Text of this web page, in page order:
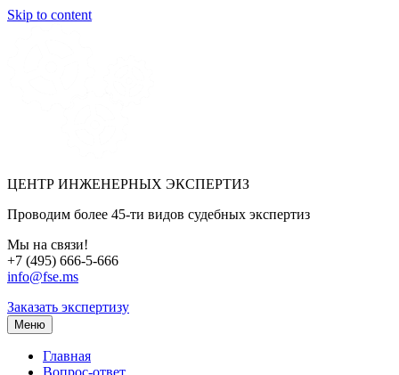
Skip to content
ЦЕНТР ИНЖЕНЕРНЫХ ЭКСПЕРТИЗ
Проводим более 45-ти видов судебных экспертиз
Мы на связи!
+7 (495) 666-5-666
info@fse.ms
Заказать экспертизу
Меню
Главная
Вопрос-ответ